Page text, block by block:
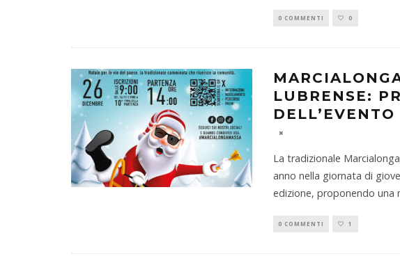
0 COMMENTI 0
LUBRENSE:
DELL’EVENTO
La tradizionale
anno nella giornata di
edizione, proponendo una
0 COMMENTI 1